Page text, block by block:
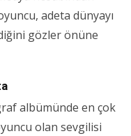
adeta dünyayı
gözler önüne
albümünde en çok
olan sevgilisi